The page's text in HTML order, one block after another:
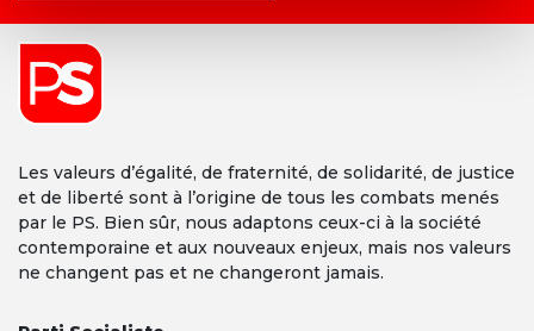
Les valeurs d’égalité, de fraternité, de solidarité, de justice
et de liberté sont à l’origine de tous les combats menés
par le PS. Bien sûr, nous adaptons ceux-ci à la société
contemporaine et aux nouveaux enjeux, mais nos valeurs
ne changent pas et ne changeront jamais.